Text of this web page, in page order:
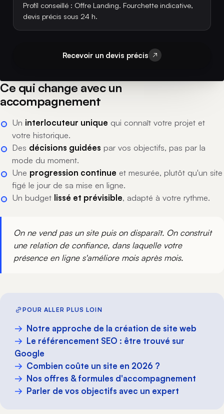
Profil conseillé : Offre Landing. Fourchette indicative,
devis précis sous 24 h.
Recevoir un devis précis
Ce qui change avec un
accompagnement
Un interlocuteur unique qui connaît votre projet et
votre historique.
Des décisions guidées par vos objectifs, pas par la
mode du moment.
Une progression continue et mesurée, plutôt qu'un site
figé le jour de sa mise en ligne.
Un budget lissé et prévisible, adapté à votre rythme.
On ne vend pas un site puis on disparaît. On construit
une relation de confiance, dans laquelle votre
présence en ligne s'améliore mois après mois.
POUR ALLER PLUS LOIN
Notre approche de la création de site web
Le référencement SEO : être trouvé sur
Google
Combien coûte un site en 2026 ?
Nos offres & formules d'accompagnement
Parler de vos objectifs avec un expert